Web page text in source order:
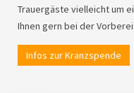
Trauergäste vielleicht um
Ihnen gern bei der
Infos zur Kranzspende